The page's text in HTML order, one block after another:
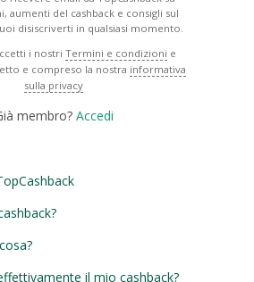
aumenti del cashback e consigli sul
disiscriverti in qualsiasi momento.
i nostri Termini e condizioni e
e compreso la nostra informativa
sulla privacy
membro? Accedi
il mio cashback?